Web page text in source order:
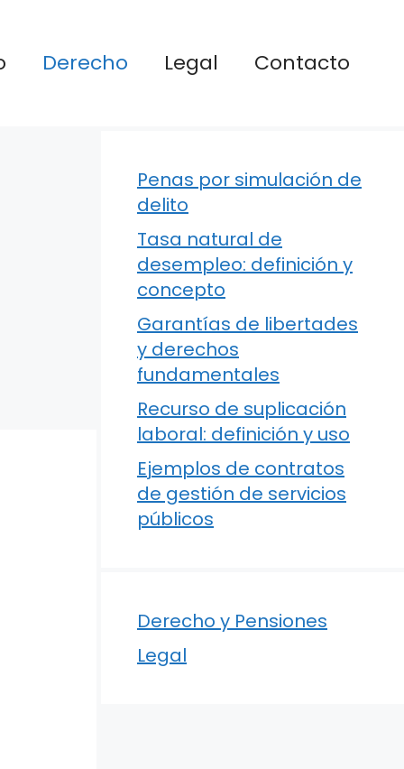
Derecho Legal Contacto
Penas por simulación de
delito
Tasa natural de
desempleo: definición y
concepto
Garantías de libertades
y derechos
fundamentales
Recurso de suplicación
laboral: definición y uso
Ejemplos de contratos
de gestión de servicios
públicos
Derecho y Pensiones
Legal